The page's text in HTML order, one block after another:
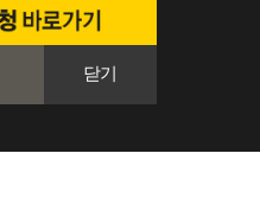
닫기